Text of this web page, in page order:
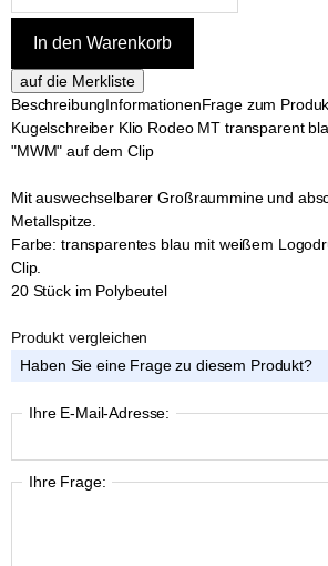
BeschreibungInformationenFrage zum
Kugelschreiber Klio Rodeo MT transparent
"MWM" auf dem Clip
Mit auswechselbarer Großraummine und
Metallspitze.
Farbe: transparentes blau mit weißem
Clip.
20 Stück im Polybeutel
Produkt vergleichen
Haben Sie eine Frage zu diesem Produkt?
Ihre E-Mail-Adresse:
Ihre Frage: